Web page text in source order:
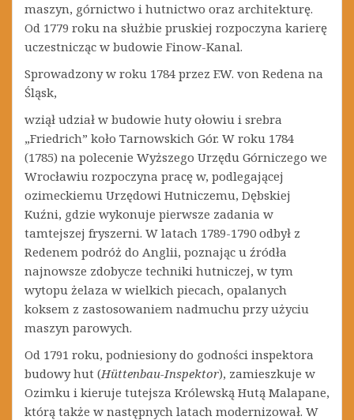
maszyn, górnictwo i hutnictwo oraz architekturę.
Od 1779 roku na służbie pruskiej rozpoczyna karierę
uczestnicząc w budowie Finow-Kanal.
Sprowadzony w roku 1784 przez F.W. von Redena na
Śląsk,
wziął udział w budowie huty ołowiu i srebra
„Friedrich” koło Tarnowskich Gór. W roku 1784
(1785) na polecenie Wyższego Urzędu Górniczego we
Wrocławiu rozpoczyna pracę w, podlegającej
ozimeckiemu Urzędowi Hutniczemu, Dębskiej
Kuźni, gdzie wykonuje pierwsze zadania w
tamtejszej fryszerni. W latach 1789-1790 odbył z
Redenem podróż do Anglii, poznając u źródła
najnowsze zdobycze techniki hutniczej, w tym
wytopu żelaza w wielkich piecach, opalanych
koksem z zastosowaniem nadmuchu przy użyciu
maszyn parowych.
Od 1791 roku, podniesiony do godności inspektora
budowy hut (Hüttenbau-Inspektor), zamieszkuje w
Ozimku i kieruje tutejsza Królewską Hutą Malapane,
którą także w następnych latach modernizował. W